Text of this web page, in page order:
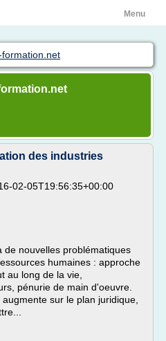
Menu
formation.net
des industries
02-05T19:56:35+00:00
de nouvelles problématiques
humaines : approche
au long de la vie,
pénurie de main d'oeuvre.
sur le plan juridique,